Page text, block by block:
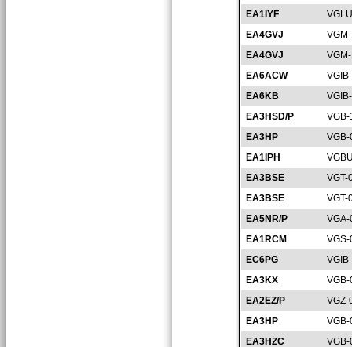
EA1IYF
EA4GVJ
EA4GVJ
EA6ACW
EA6KB
EA3HSD/P
EA3HP
EA1IPH
EA3BSE
VGT-
EA3BSE
VGT-
EA5NR/P
EA1RCM
EC6PG
EA3KX
EA2EZ/P
VGZ-
EA3HP
EA3HZC